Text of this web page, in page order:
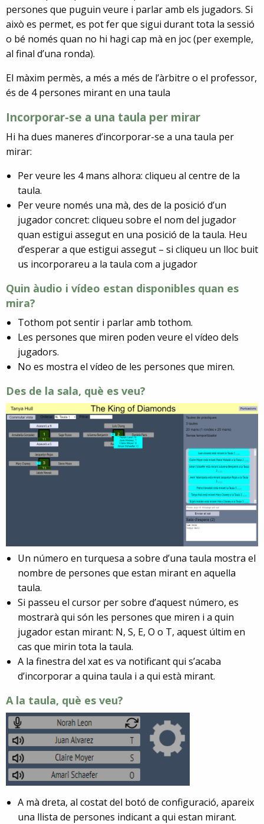
persones que puguin veure i parlar amb els jugadors. Si
això es permet, es pot fer que sigui durant tota la sessió
o bé només quan no hi hagi cap mà en joc (per exemple,
al final d’una ronda).
El màxim permès, a més a més de l’àrbitre o el professor,
és de 4 persones mirant en una taula
Incorporar-se a una taula per mirar
Hi ha dues maneres d’incorporar-se a una taula per
mirar:
Per veure les 4 mans alhora: cliqueu al centre de la
taula.
Per veure només una mà, des de la posició d’un
jugador concret: cliqueu sobre el nom del jugador
quan estigui assegut en una posició de la taula. Heu
d’esperar a que estigui assegut – si cliqueu un lloc buit
us incorporareu a la taula com a jugador
Quin àudio i vídeo estan disponibles quan es
mira?
Tothom pot sentir i parlar amb tothom.
Les persones que miren poden veure el vídeo dels
jugadors.
No es mostra el vídeo de les persones que miren.
Des de la sala, què es veu?
Un número en turquesa a sobre d’una taula mostra el
nombre de persones que estan mirant en aquella
taula.
Si passeu el cursor per sobre d’aquest número, es
mostrarà qui són les persones que miren i a quin
jugador estan mirant: N, S, E, O o T, aquest últim en
cas que mirin tota la taula.
A la finestra del xat es va notificant qui s’acaba
d’incorporar a quina taula i a qui està mirant.
A la taula, què es veu?
A mà dreta, al costat del botó de configuració, apareix
una llista de persones indicant a qui estan mirant.